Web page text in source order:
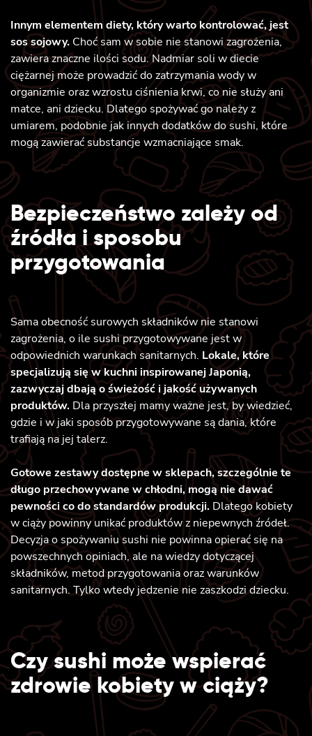
Innym elementem diety, który warto kontrolować, jest
sos sojowy. Choć sam w sobie nie stanowi zagrożenia,
zawiera znaczne ilości sodu. Nadmiar soli w diecie
ciężarnej może prowadzić do zatrzymania wody w
organizmie oraz wzrostu ciśnienia krwi, co nie służy ani
matce, ani dziecku. Dlatego spożywać go należy z
umiarem, podobnie jak innych dodatków do sushi, które
mogą zawierać substancje wzmacniające smak.
Bezpieczeństwo zależy od
źródła i sposobu
przygotowania
Sama obecność surowych składników nie stanowi
zagrożenia, o ile sushi przygotowywane jest w
odpowiednich warunkach sanitarnych. Lokale, które
specjalizują się w kuchni inspirowanej Japonią,
zazwyczaj dbają o świeżość i jakość używanych
produktów. Dla przyszłej mamy ważne jest, by wiedzieć,
gdzie i w jaki sposób przygotowywane są dania, które
trafiają na jej talerz.
Gotowe zestawy dostępne w sklepach, szczególnie te
długo przechowywane w chłodni, mogą nie dawać
pewności co do standardów produkcji. Dlatego kobiety
w ciąży powinny unikać produktów z niepewnych źródeł.
Decyzja o spożywaniu sushi nie powinna opierać się na
powszechnych opiniach, ale na wiedzy dotyczącej
składników, metod przygotowania oraz warunków
sanitarnych. Tylko wtedy jedzenie nie zaszkodzi dziecku.
Czy sushi może wspierać
zdrowie kobiety w ciąży?